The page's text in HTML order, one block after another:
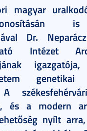
magyar
Dr.
Intézet
genetikai
és a modern
nyílt